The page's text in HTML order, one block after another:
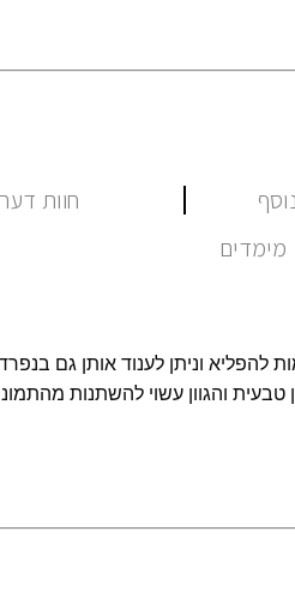
חוות דעת
מימדים
להפליא וניתן לענוד אותן גם